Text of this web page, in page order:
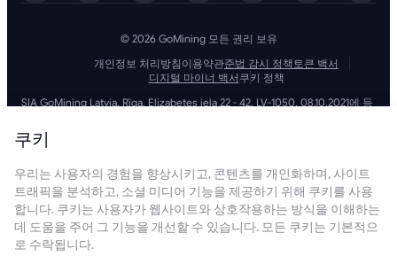
© 2026 GoMining 모든 권리 보유
개인정보 처리방침 이용약관준법 감시 정책토큰 백서
디지털 마이너 백서 쿠키 정책
SIA GoMining Latvia, Rīga, Elizabetes iela 22 - 42, LV-1050, 08.10.2021에 등
GoMining (BVI) Limited, Trinity Chambers, PO Box 4301, Road Town,
Tortola, British Virgin Islands, BVI company number: 2110978
Islands VG 1110
GoMining (British Virgin Islands) Limited, SIA GoMining Latvia 및 BMINE
BVI LIMITED는 모든 해당 법률 및 규정을 완전히 준수하며 자금 세탁, 테러 자
금 조달 및 확산 금융 방지에 전념합니다. 당사는 모든 관련 자금 세탁 방지
및 테러 자금 조달 의무뿐만 아니라 확산 금융 방지 조치를 엄격하게 준수하
여 운영 및 서비스의 무결성과 보안을 유지하는 최고 수준의 표준을 준수합
쿠키
우리는 사용자의 경험을 향상시키고, 콘텐츠를 개인화하며, 사이트
트래픽을 분석하고, 소셜 미디어 기능을 제공하기 위해 쿠키를 사용
합니다. 쿠키는 사용자가 웹사이트와 상호작용하는 방식을 이해하는
데 도움을 주어 그 기능을 개선할 수 있습니다. 모든 쿠키는 기본적으
로 수락됩니다.